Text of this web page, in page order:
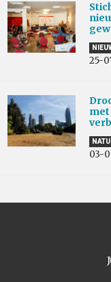
25-
03-